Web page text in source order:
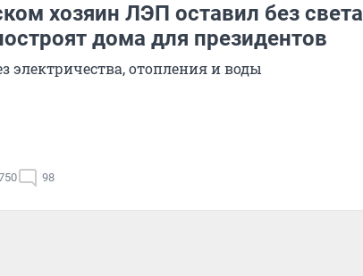
хозяин ЛЭП оставил без света
дома для президентов
электричества, отопления и воды
98